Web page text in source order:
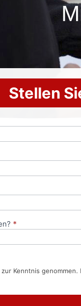
Stellen
*
Kenntnis